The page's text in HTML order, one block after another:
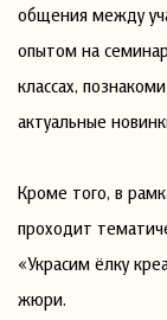
общения между
опытом на
классах,
актуальные
Кроме того, в
проходит
«Украсим ёлку
жюри.